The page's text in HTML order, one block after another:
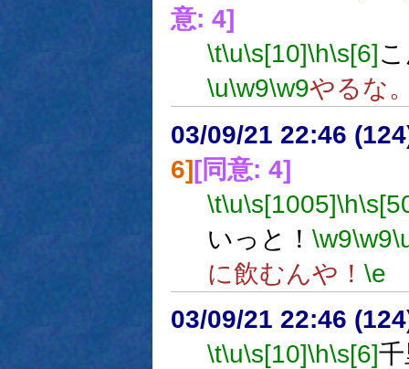
意: 4]
\t\u\s[10]\h\s[6]
\u\w9\w9やるな
03/09/21 22:46
6][同意: 4]
\t\u\s[1005]\h
いっと！ \w9\w9
に飲むんや！ \e
03/09/21 22:46
\t\u\s[10]\h\s[6]